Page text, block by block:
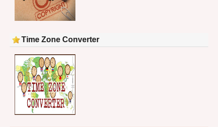
Time Zone Converter